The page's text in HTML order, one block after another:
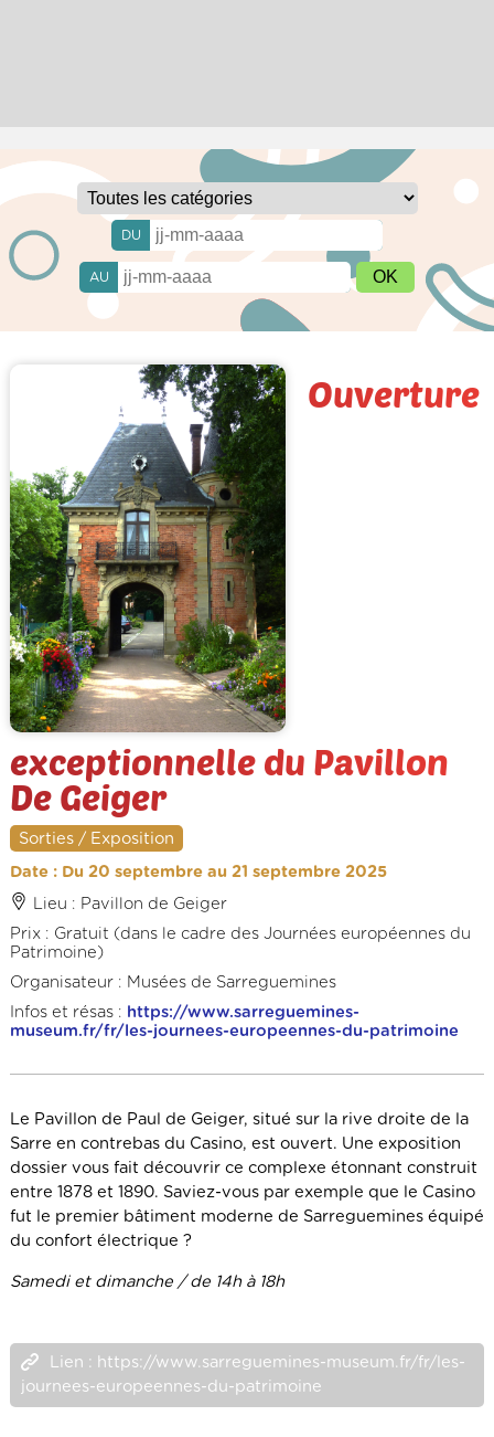
DU
AU
Ouverture
exceptionnelle du Pavillon
De Geiger
Sorties / Exposition
Date : Du 20 septembre au 21 septembre 2025
Lieu : Pavillon de Geiger
Prix : Gratuit (dans le cadre des Journées européennes du
Patrimoine)
Organisateur : Musées de Sarreguemines
Infos et résas : https://www.sarreguemines-
museum.fr/fr/les-journees-europeennes-du-patrimoine
Le Pavillon de Paul de Geiger, situé sur la rive droite de la
Sarre en contrebas du Casino, est ouvert. Une exposition
dossier vous fait découvrir ce complexe étonnant construit
entre 1878 et 1890. Saviez-vous par exemple que le Casino
fut le premier bâtiment moderne de Sarreguemines équipé
du confort électrique ?
Samedi et dimanche / de 14h à 18h
Lien : https://www.sarreguemines-museum.fr/fr/les-
journees-europeennes-du-patrimoine